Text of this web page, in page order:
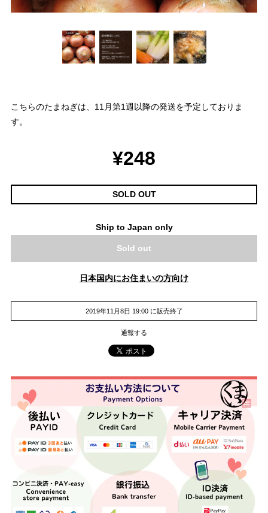
こちらのたまねぎは、11月第1週以降の発送を予定しておりま
す。
¥248
SOLD OUT
Ship to Japan only
Sold out
日本国内にお住まいの方向け
2019年11月8日 19:00 に販売終了
通報する